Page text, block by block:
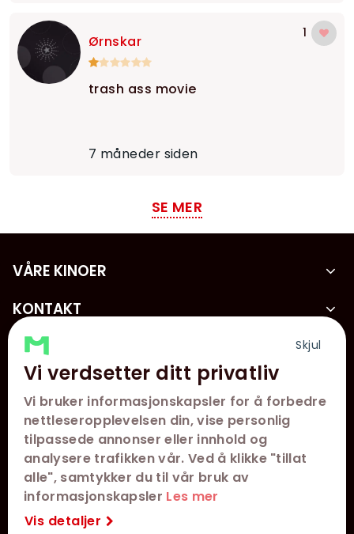
Skjul
Vi verdsetter ditt privatliv
Vi bruker informasjonskapsler for å forbedre
nettleseropplevelsen din, vise personlig
tilpassede annonser eller innhold og
analysere trafikken vår. Ved å klikke "tillat
alle", samtykker du til vår bruk av
informasjonskapsler Les mer
Vis detaljer
Ørnskar
trash ass movie
7 måneder siden
1
SE MER
VÅRE KINOER
KONTAKT
KUNDESERVICE